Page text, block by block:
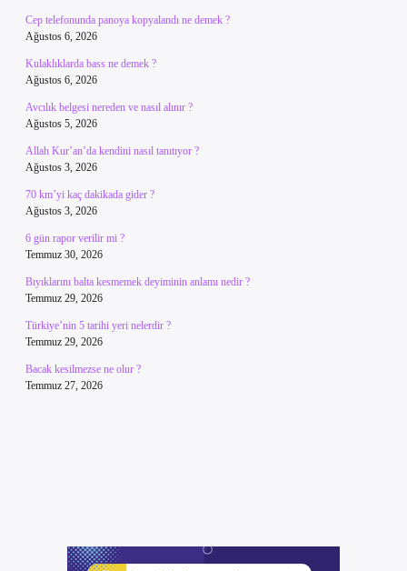
Cep telefonunda panoya kopyalandı ne demek ?
Ağustos 6, 2026
Kulaklıklarda bass ne demek ?
Ağustos 6, 2026
Avcılık belgesi nereden ve nasıl alınır ?
Ağustos 5, 2026
Allah Kur’an’da kendini nasıl tanıtıyor ?
Ağustos 3, 2026
70 km’yi kaç dakikada gider ?
Ağustos 3, 2026
6 gün rapor verilir mi ?
Temmuz 30, 2026
Bıyıklarını balta kesmemek deyiminin anlamı nedir ?
Temmuz 29, 2026
Türkiye’nin 5 tarihi yeri nelerdir ?
Temmuz 29, 2026
Bacak kesilmezse ne olur ?
Temmuz 27, 2026